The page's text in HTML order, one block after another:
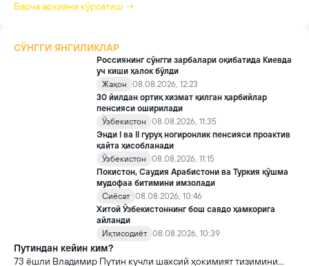
Барча архивни кўрсатиш →
СЎНГГИ ЯНГИЛИКЛАР
Россиянинг сўнгги зарбалари оқибатида Киевда
уч киши ҳалок бўлди
Жаҳон
08.08.2026, 12:23
30 йилдан ортиқ хизмат қилган ҳарбийлар
пенсияси оширилади
Ўзбекистон
08.08.2026, 11:35
Энди I ва II гуруҳ ногиронлик пенсияси проактив
қайта ҳисобланади
Ўзбекистон
08.08.2026, 11:15
Покистон, Саудия Арабистони ва Туркия қўшма
мудофаа битимини имзолади
Сиёсат 08.08.2026, 10:46
Хитой Ўзбекистоннинг бош савдо ҳамкорига
айланди
Иқтисодиёт 08.08.2026, 10:39
Путиндан кейин ким?
73 ёшли Владимир Путин кучли шахсий ҳокимият тизимини